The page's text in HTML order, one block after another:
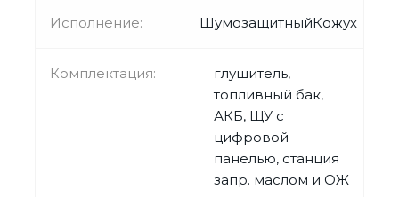
Исполнение: ШумозащитныйКожух
Комплектация:
глушитель,
топливный бак,
АКБ, ЩУ с
цифровой
панелью, станция
запр. маслом и ОЖ